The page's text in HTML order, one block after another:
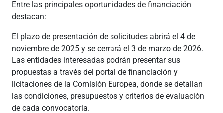
Entre las principales oportunidades de financiación
destacan:
El plazo de presentación de solicitudes abrirá el 4 de
noviembre de 2025 y se cerrará el 3 de marzo de 2026.
Las entidades interesadas podrán presentar sus
propuestas a través del portal de financiación y
licitaciones de la Comisión Europea, donde se detallan
las condiciones, presupuestos y criterios de evaluación
de cada convocatoria.